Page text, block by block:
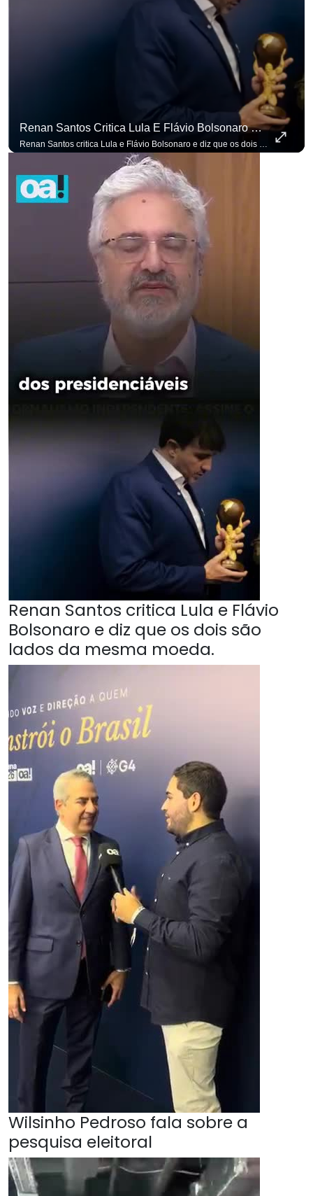
Renan Santos Critica Lula E Flávio Bolsonaro E Diz Que Os Dois São Lados Da Mesma Moeda.
para não perder
Renan Santos critica Lula e Flávio
Bolsonaro e diz que os dois são
lados da mesma moeda.
Wilsinho Pedroso fala sobre a
pesquisa eleitoral